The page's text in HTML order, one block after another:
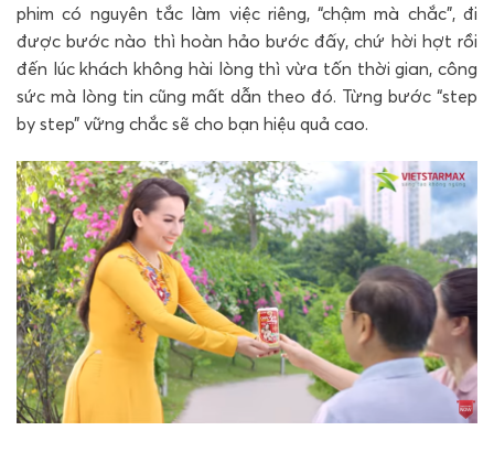
phim có nguyên tắc làm việc riêng, “chậm mà chắc”, đi
được bước nào thì hoàn hảo bước đấy, chứ hời hợt rồi
đến lúc khách không hài lòng thì vừa tốn thời gian, công
sức mà lòng tin cũng mất dẫn theo đó. Từng bước “step
by step” vững chắc sẽ cho bạn hiệu quả cao.